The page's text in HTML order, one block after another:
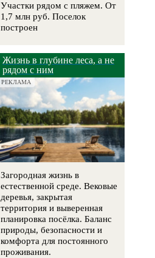
Участки рядом с пляжем. От
1,7 млн руб. Поселок
построен
Жизнь в глубине леса, а не
рядом с ним
РЕКЛАМА
Загородная жизнь в
естественной среде. Вековые
деревья, закрытая
территория и выверенная
планировка посёлка. Баланс
природы, безопасности и
комфорта для постоянного
проживания.